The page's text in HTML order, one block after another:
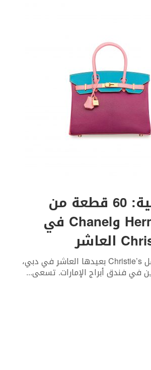
لقطات حية: 60 قطعة من
إنتاج Hermès وChanel في
في مارس، تحتفل Christie’s بعيدها العاشر في دبي،
في فندق أبراج الإمارات. تسعى...